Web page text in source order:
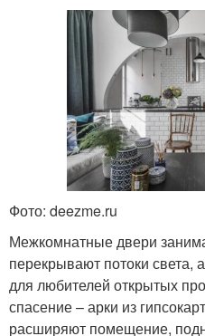
Фото: deezme.ru
Межкомнатные двери
перекрывают потоки
для любителей открытых
спасение – арки из
расширяют помещение,